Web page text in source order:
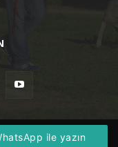
İletişim ile yazın